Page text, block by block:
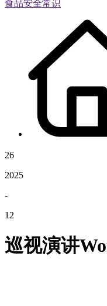
食品安全常识
26
2025
-
12
巡视演讲